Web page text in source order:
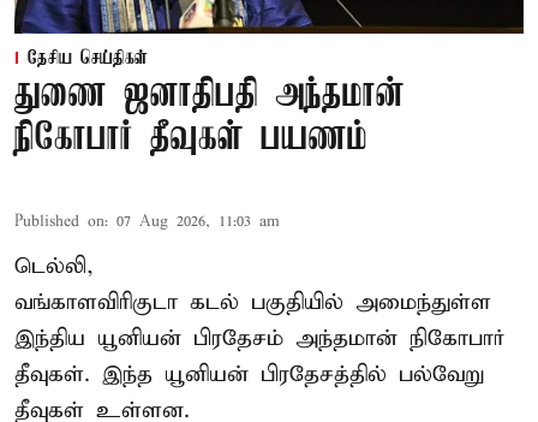
தேசிய செய்திகள்
துணை ஜனாதிபதி அந்தமான்
நிகோபார் தீவுகள் பயணம்
Published on: 07 Aug 2026, 11:03 am
டெல்லி,
வங்காளவிரிகுடா கடல் பகுதியில் அமைந்துள்ள
இந்திய யூனியன் பிரதேசம் அந்தமான் நிகோபார்
தீவுகள். இந்த யூனியன் பிரதேசத்தில் பல்வேறு
தீவுகள் உள்ளன.